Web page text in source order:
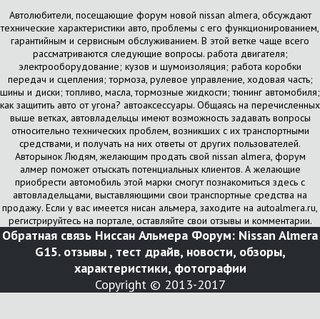
Автолюбители, посещающие форум новой nissan almera, обсуждают
технические характеристики авто, проблемы с его функционированием,
гарантийным и сервисным обслуживанием. В этой ветке чаще всего
рассматриваются следующие вопросы. работа двигателя;
электрооборудование; кузов и шумоизоляция; работа коробки
передач и сцепления; тормоза, рулевое управление, ходовая часть;
шины и диски; топливо, масла, тормозные жидкости; тюнинг автомобиля;
как защитить авто от угона? автоаксессуары. Общаясь на перечисленных
выше ветках, автовладельцы имеют возможность задавать вопросы
относительно технических проблем, возникших с их транспортными
средствами, и получать на них ответы от других пользователей.
Авторынок Людям, желающим продать свой nissan almera, форум
алмер поможет отыскать потенциальных клиентов. А желающие
приобрести автомобиль этой марки смогут познакомиться здесь с
автовладельцами, выставляющими свои транспортные средства на
продажу. Если у вас имеется нисан альмера, заходите на autoalmera.ru,
регистрируйтесь на портале, оставляйте свои отзывы и комментарии.
Обратная связь Ниссан Альмера Форум: Nissan Almera
G15. отзывы , тест драйв, новости, обзоры,
характеристики, фотографии
Copyright © 2013-2017